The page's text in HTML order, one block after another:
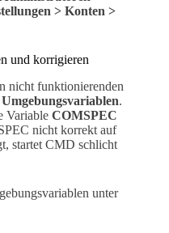
> Konten >
und korrigieren
nicht funktionierenden
Umgebungsvariablen.
Variable COMSPEC
nicht korrekt auf
startet CMD schlicht
unter